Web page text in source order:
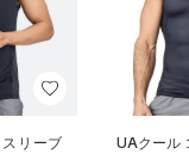
リーブ
UAクール